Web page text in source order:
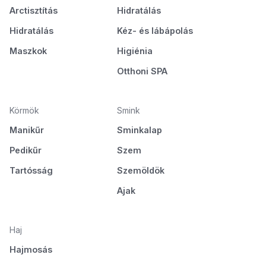
Arctisztítás
Hidratálás
Maszkok
Hidratálás
Kéz- és lábápolás
Higiénia
Otthoni SPA
Körmök
Manikűr
Pedikűr
Tartósság
Smink
Sminkalap
Szem
Szemöldök
Ajak
Haj
Hajmosás